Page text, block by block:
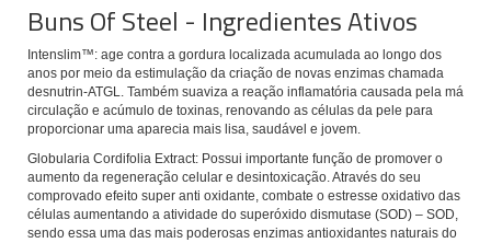
Buns Of Steel - Ingredientes Ativos
Intenslim™: age contra a gordura localizada acumulada ao longo dos
anos por meio da estimulação da criação de novas enzimas chamada
desnutrin-ATGL. Também suaviza a reação inflamatória causada pela má
circulação e acúmulo de toxinas, renovando as células da pele para
proporcionar uma aparecia mais lisa, saudável e jovem.
Globularia Cordifolia Extract: Possui importante função de promover o
aumento da regeneração celular e desintoxicação. Através do seu
comprovado efeito super anti oxidante, combate o estresse oxidativo das
células aumentando a atividade do superóxido dismutase (SOD) – SOD,
sendo essa uma das mais poderosas enzimas antioxidantes naturais do